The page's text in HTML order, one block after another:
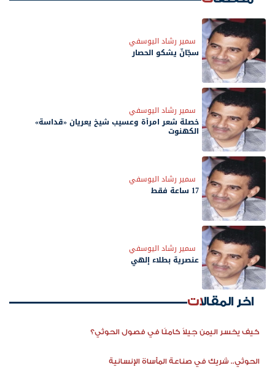
سمير رشاد اليوسفي
سجّانٌ يشكو الحصار
سمير رشاد اليوسفي
خصلة شعر امرأة وعسيب شيخ يعريان «قداسة»
الكهنوت
سمير رشاد اليوسفي
17 ساعة فقط
سمير رشاد اليوسفي
عنصرية بطلاء إلهي
اخر المقالات
كيف يخسر اليمن جيلاً كاملًا في فصول الحوثي؟
الحوثي.. شريك في صناعة المأساة الإنسانية